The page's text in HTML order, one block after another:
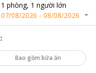
1 phòng, 1 người lớn
07/08/2026 - 08/08/2026
:
Bao gồm bữa ăn